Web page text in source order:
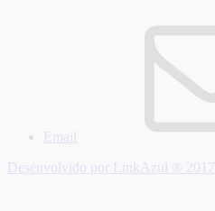
Email
Desenvolvido por LinkAzul ® 2017